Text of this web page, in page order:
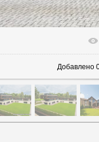
В
Добавлено